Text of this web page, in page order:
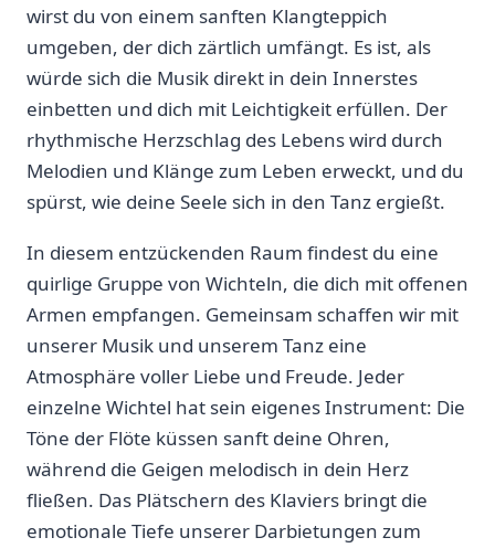
⁤wirst du von einem sanften Klangteppich
umgeben, der dich​ zärtlich umfängt. Es ist, als
würde sich die Musik direkt in dein Innerstes⁤
einbetten und dich mit​ Leichtigkeit erfüllen. Der
‌rhythmische Herzschlag des Lebens wird durch
Melodien und Klänge zum‌ Leben erweckt, und du
spürst, wie deine Seele sich ⁢in​ den Tanz ⁣ergießt.
In diesem entzückenden Raum findest du eine
⁤quirlige Gruppe von Wichteln, die dich⁤ mit offenen
Armen empfangen. ⁢Gemeinsam schaffen wir mit
unserer Musik und unserem Tanz eine
Atmosphäre voller‍ Liebe und Freude. Jeder
einzelne Wichtel hat sein eigenes Instrument: Die
Töne der ⁢Flöte⁤ küssen sanft deine Ohren,‌
während die‌ Geigen melodisch in dein Herz
fließen. Das Plätschern des Klaviers bringt​ die
emotionale Tiefe unserer ‍Darbietungen zum